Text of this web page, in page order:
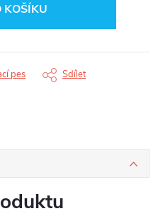
KOŠÍKU
pes Sdílet